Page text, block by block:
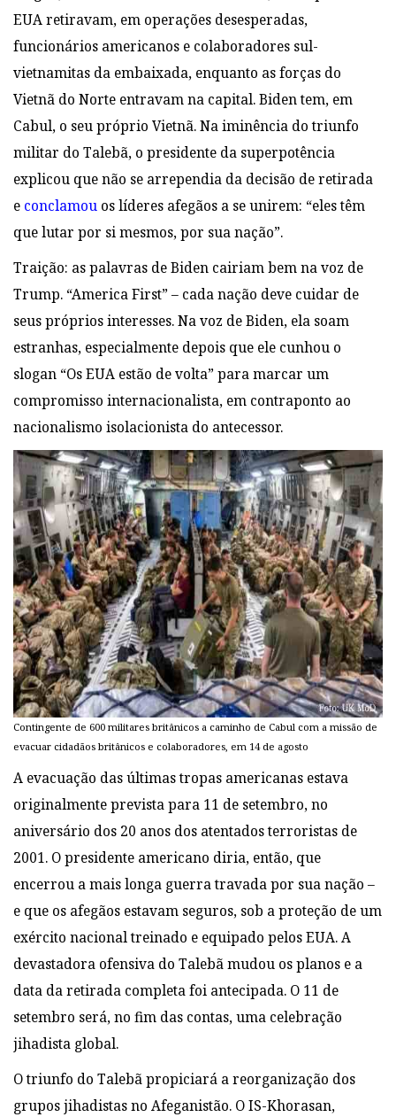
EUA retiravam, em operações desesperadas,
funcionários americanos e colaboradores sul-
vietnamitas da embaixada, enquanto as forças do
Vietnã do Norte entravam na capital. Biden tem, em
Cabul, o seu próprio Vietnã. Na iminência do triunfo
militar do Talebã, o presidente da superpotência
explicou que não se arrependia da decisão de retirada
e conclamou os líderes afegãos a se unirem: “eles têm
que lutar por si mesmos, por sua nação”.
Traição: as palavras de Biden cairiam bem na voz de
Trump. “America First” – cada nação deve cuidar de
seus próprios interesses. Na voz de Biden, ela soam
estranhas, especialmente depois que ele cunhou o
slogan “Os EUA estão de volta” para marcar um
compromisso internacionalista, em contraponto ao
nacionalismo isolacionista do antecessor.
Contingente de 600 militares britânicos a caminho de Cabul com a missão de
evacuar cidadãos britânicos e colaboradores, em 14 de agosto
A evacuação das últimas tropas americanas estava
originalmente prevista para 11 de setembro, no
aniversário dos 20 anos dos atentados terroristas de
2001. O presidente americano diria, então, que
encerrou a mais longa guerra travada por sua nação –
e que os afegãos estavam seguros, sob a proteção de um
exército nacional treinado e equipado pelos EUA. A
devastadora ofensiva do Talebã mudou os planos e a
data da retirada completa foi antecipada. O 11 de
setembro será, no fim das contas, uma celebração
jihadista global.
O triunfo do Talebã propiciará a reorganização dos
grupos jihadistas no Afeganistão. O IS-Khorasan,